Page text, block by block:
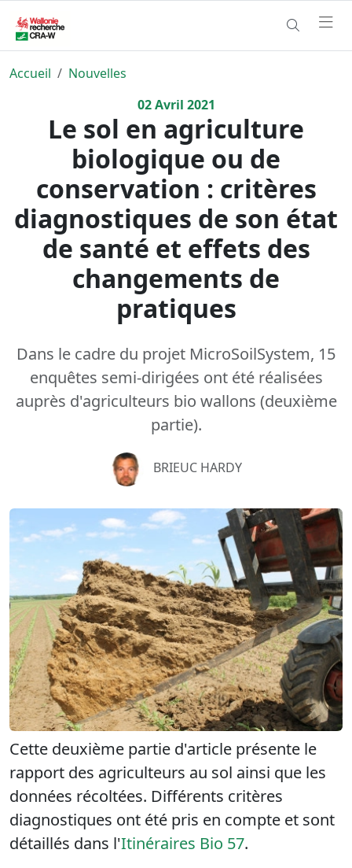
Accueil
Nouvelles
02Avril 2021
Le sol en agriculture
biologique ou de
conservation : critères
diagnostiques de son état
de santé et effets des
changements de
pratiques
Dans le cadre du projet MicroSoilSystem, 15
enquêtes semi-dirigées ont été réalisées
auprès d'agriculteurs bio wallons (deuxième
partie).
BRIEUC HARDY
Cette deuxième partie d'article présente le
rapport des agriculteurs au sol ainsi que les
données récoltées. Différents critères
diagnostiques ont été pris en compte et sont
détaillés dans l'Itinéraires Bio 57.